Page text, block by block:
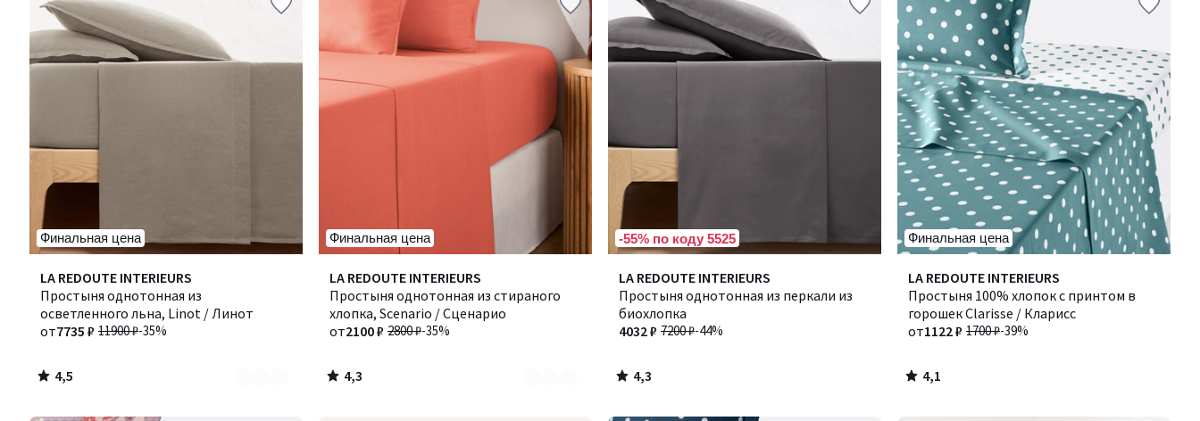
Финальная цена
LA REDOUTE INTERIEURS
Простыня однотонная из
осветленного льна, Linot / Линот
11900 ₽-35%
от7735 ₽
4,5
/ 5
Количество
цветов:
6
4,5
/
Финальная цена
LA REDOUTE INTERIEURS
Простыня однотонная из стираного
хлопка, Scenario / Сценарио
2800 ₽-35%
от2100 ₽
4,3
/ 5
Количество
цветов:
5
4,3
/
-55% по коду 5525
LA REDOUTE INTERIEURS
Простыня однотонная из перкали из
биохлопка
7200 ₽-44%
4032 ₽
4,3
/ 5
4,3
/
Финальная цена
LA REDOUTE INTERIEURS
Простыня 100% хлопок с принтом в
горошек Clarisse / Кларисс
1700 ₽-39%
от1122 ₽
4,1
/ 5
4,1
/